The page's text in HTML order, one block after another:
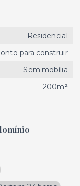
Residencial
para construir
Sem mobília
200m²